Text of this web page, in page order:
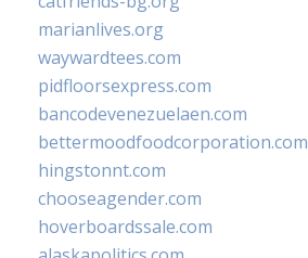
marianlives.org
waywardtees.com
pidfloorsexpress.com
bancodevenezuelaen.com
bettermoodfoodcorporation.com
hingstonnt.com
chooseagender.com
hoverboardssale.com